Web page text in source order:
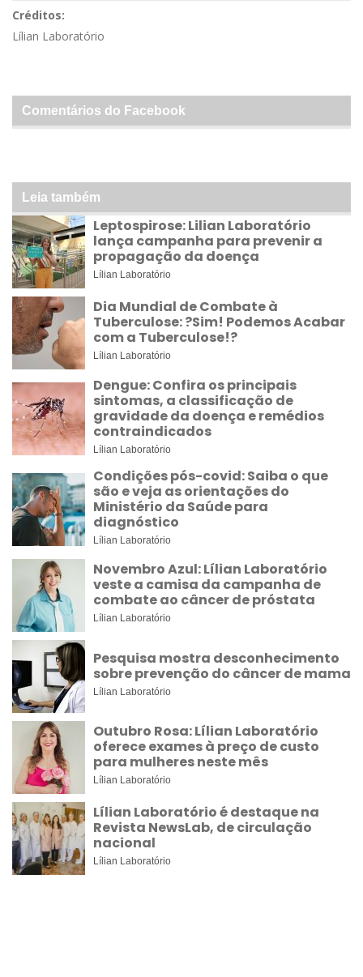
Créditos:
Lílian Laboratório
Comentários do Facebook
Leia também
Leptospirose: Lilian Laboratório
lança campanha para prevenir a
propagação da doença
Lílian Laboratório
Dia Mundial de Combate à
Tuberculose: ?Sim! Podemos Acabar
com a Tuberculose!?
Lílian Laboratório
Dengue: Confira os principais
sintomas, a classificação de
gravidade da doença e remédios
contraindicados
Lílian Laboratório
Condições pós-covid: Saiba o que
são e veja as orientações do
Ministério da Saúde para
diagnóstico
Lílian Laboratório
Novembro Azul: Lílian Laboratório
veste a camisa da campanha de
combate ao câncer de próstata
Lílian Laboratório
Pesquisa mostra desconhecimento
sobre prevenção do câncer de mama
Lílian Laboratório
Outubro Rosa: Lílian Laboratório
oferece exames à preço de custo
para mulheres neste mês
Lílian Laboratório
Lílian Laboratório é destaque na
Revista NewsLab, de circulação
nacional
Lílian Laboratório